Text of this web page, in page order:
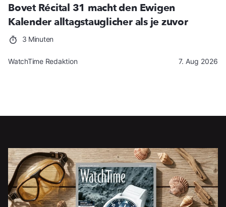
Bovet Récital 31 macht den Ewigen
Kalender alltagstauglicher als je zuvor
3 Minuten
WatchTime Redaktion 7. Aug 2026